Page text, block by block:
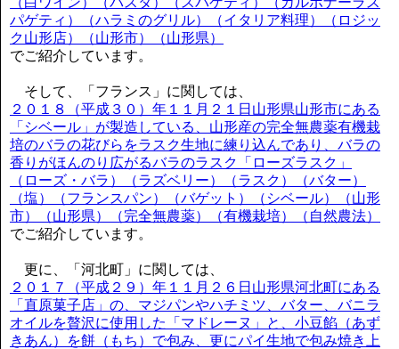
パゲティ）（ハラミのグリル）（イタリア料理）（ロジッ
ク山形店）（山形市）（山形県）
でご紹介しています。
そして、「フランス」に関しては、
２０１８（平成３０）年１１月２１日山形県山形市にある
「シベール」が製造している、山形産の完全無農薬有機栽
培のバラの花びらをラスク生地に練り込んであり、バラの
香りがほんのり広がるバラのラスク「ローズラスク」
（ローズ・バラ）（ラズベリー）（ラスク）（バター）
（塩）（フランスパン）（バゲット）（シベール）（山形
市）（山形県）（完全無農薬）（有機栽培）（自然農法）
でご紹介しています。
更に、「河北町」に関しては、
２０１７（平成２９）年１１月２６日山形県河北町にある
「直原菓子店」の、マジパンやハチミツ、バター、バニラ
オイルを贅沢に使用した「マドレーヌ」と、小豆餡（あず
きあん）を餅（もち）で包み、更にパイ生地で包み焼き上